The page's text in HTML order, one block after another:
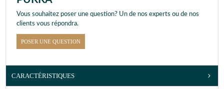
Vous souhaitez poser une question? Un de nos experts ou de nos
clients vous répondra.
POSER UNE QUESTION
CARACTÉRISTIQUES